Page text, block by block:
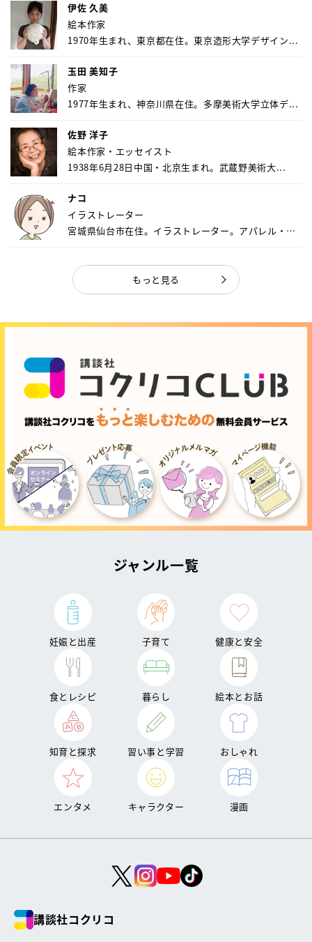
伊佐 久美
絵本作家
1970年生まれ、東京都在住。東京造形大学デザイン...
玉田 美知子
作家
1977年生まれ、神奈川県在住。多摩美術大学立体デ...
佐野 洋子
絵本作家・エッセイスト
1938年6月28日中国・北京生まれ。武蔵野美術大...
ナコ
イラストレーター
宮城県仙台市在住。イラストレーター。アパレル・キ
もっと見る
ジャンル一覧
妊娠と出産 子育て 健康と安全
食とレシピ 暮らし 絵本とお話
知育と探求 習い事と学習 おしゃれ
エンタメ キャラクター 漫画
講談社コクリコ